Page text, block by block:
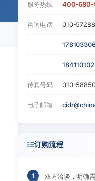
服务热线 400-680-
咨询电话 010-
传真号码 010-
电子邮箱
订购流程
双方洽谈，明确